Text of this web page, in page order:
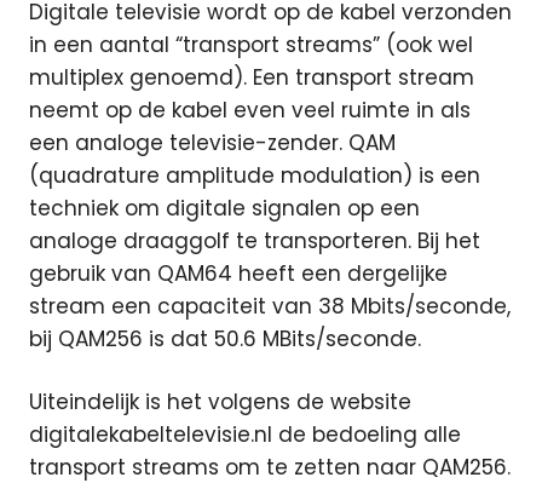
Digitale televisie wordt op de kabel verzonden
in een aantal “transport streams” (ook wel
multiplex genoemd). Een transport stream
neemt op de kabel even veel ruimte in als
een analoge televisie-zender. QAM
(quadrature amplitude modulation) is een
techniek om digitale signalen op een
analoge draaggolf te transporteren. Bij het
gebruik van QAM64 heeft een dergelijke
stream een capaciteit van 38 Mbits/seconde,
bij QAM256 is dat 50.6 MBits/seconde.
Uiteindelijk is het volgens de website
digitalekabeltelevisie.nl de bedoeling alle
transport streams om te zetten naar QAM256.